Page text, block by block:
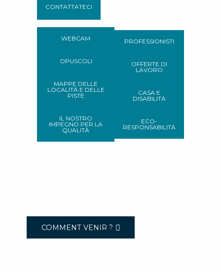
CONTATTATECI
WEBCAM
OPUSCOLI
MAPPE DELLE
LOCALITÀ E DELLE
PISTE
IL NOSTRO
IMPEGNO PER LA
QUALITÀ
PROFESSIONISTI
OFFERTE DI
LAVORO
CASA E
DISABILITÀ
ECO-
RESPONSABILITÀ
COMMENT VENIR ?